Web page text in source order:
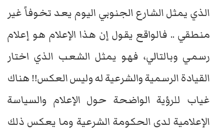
الذي يمثل الشارع الجنوبي اليوم يعد تخوفاً غير
منطقي .. فالواقع يقول إن هذا الإعلام هو إعلام
رسمي وبالتالي، فهو يمثل الشعب الذي اختار
القيادة الرسمية والشرعية له وليس العكس!! هناك
غياب للرؤية الواضحة حول الإعلام والسياسة
الإعلامية لدى الحكومة الشرعية وما يعكس ذلك